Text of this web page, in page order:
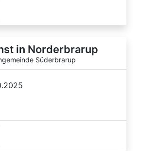
in Norderbrarup
Süderbrarup